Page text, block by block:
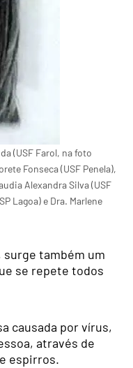
(USF Farol, na foto
Fonseca (USF Penela),
Alexandra Silva (USF
Lagoa) e Dra. Marlene
surge também um
se repete todos
causada por vírus,
através de
espirros.